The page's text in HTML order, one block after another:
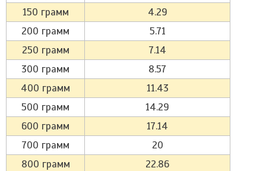
150 грамм
4.29
200 грамм
5.71
250 грамм
7.14
300 грамм
8.57
400 грамм
11.43
500 грамм
14.29
600 грамм
17.14
700 грамм
20
800 грамм
22.86